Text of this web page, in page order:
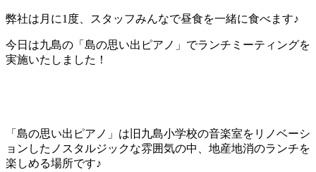
弊社は月に1度、スタッフみんなで昼食を一緒に食べます♪
今日は九島の「島の思い出ピアノ」でランチミーティングを
実施いたしました！
「島の思い出ピアノ」は旧九島小学校の音楽室をリノベーシ
ョンしたノスタルジックな雰囲気の中、地産地消のランチを
楽しめる場所です♪